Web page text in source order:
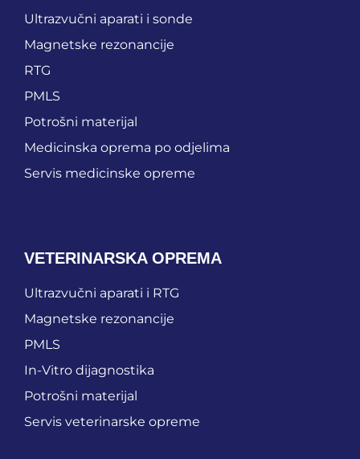
Ultrazvučni aparati i sonde
Magnetske rezonancije
RTG
PMLS
Potrošni materijal
Medicinska oprema po odjelima
Servis medicinske opreme
VETERINARSKA OPREMA
Ultrazvučni aparati i RTG
Magnetske rezonancije
PMLS
In-Vitro dijagnostika
Potrošni materijal
Servis veterinarske opreme